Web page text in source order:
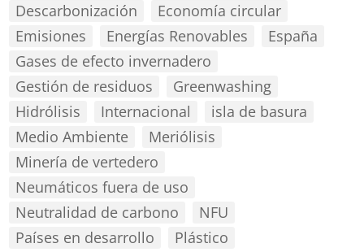
Descarbonización
Economía circular
Emisiones
Energías Renovables
España
Gases de efecto invernadero
Gestión de residuos
Greenwashing
Hidrólisis
Internacional
isla de basura
Medio Ambiente
Meriólisis
Minería de vertedero
Neumáticos fuera de uso
Neutralidad de carbono
NFU
Países en desarrollo
Plástico